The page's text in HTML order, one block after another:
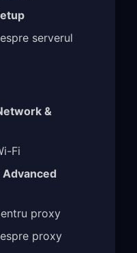
serverul
&
Fi
Advanced
proxy
proxy